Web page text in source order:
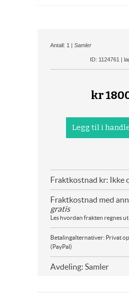
Antall: 1 | Samler
ID: 1124761 |
kr
Fraktkostnad kr: Ikke
Fraktkostnad med
gratis
Les hvordan frakten regnes ut
Betalingalternativer: Privat
(PayPal)
Avdeling: Samler